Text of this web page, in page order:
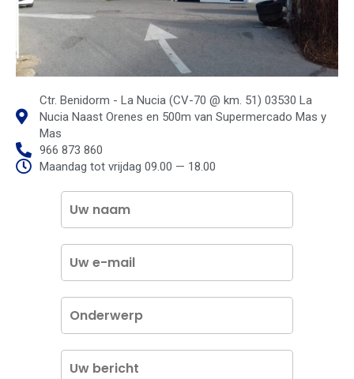
Ctr. Benidorm - La Nucia (CV-70 @ km. 51) 03530 La
Nucia Naast Orenes en 500m van Supermercado Mas y
Mas
966 873 860
Maandag tot vrijdag 09.00 — 18.00